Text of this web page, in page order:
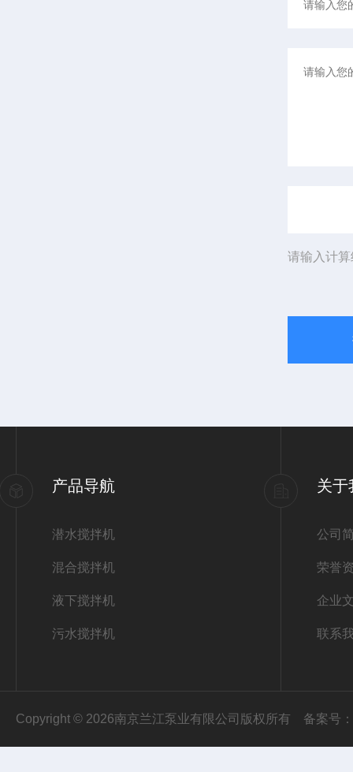
请输入计
产品导航
潜水搅拌机
混合搅拌机
液下搅拌机
污水搅拌机
关于
公司
荣誉
企业
联系
Copyright © 2026南京兰江泵业有限公司版权所有 备案号